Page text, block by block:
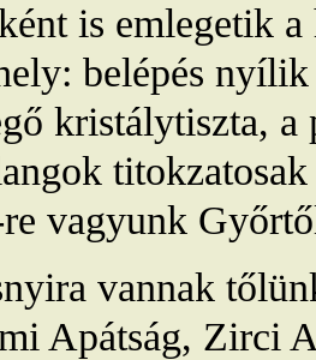
is emlegetik
belépés
kristálytiszta, a
vagyunk
vannak
Apátság, Zirci